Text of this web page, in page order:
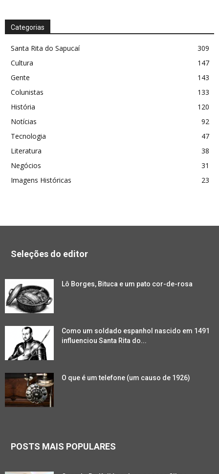
Categorias
Santa Rita do Sapucaí
309
Cultura
147
Gente
143
Colunistas
133
História
120
Notícias
92
Tecnologia
47
Literatura
38
Negócios
31
Imagens Históricas
23
Seleções do editor
Lô Borges, Bituca e um pato cor-de-rosa
Como um soldado espanhol nascido em 1491
influenciou Santa Rita do...
O que é um telefone (um causo de 1926)
POSTS MAIS POPULARES